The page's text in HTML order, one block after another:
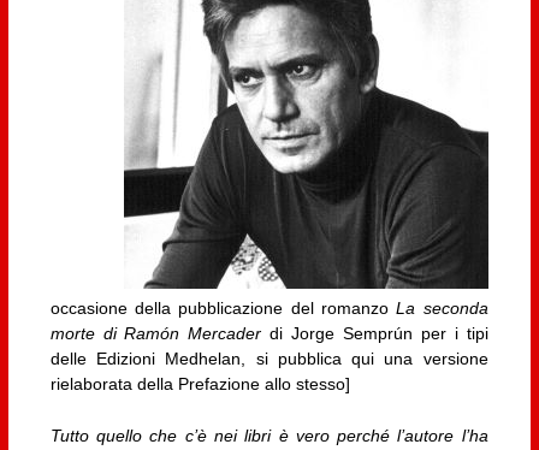
occasione della pubblicazione del romanzoLa seconda
morte di Ramón Mercader di Jorge Semprún per i tipi
delle Edizioni Medhelan, si pubblica qui una versione
rielaborata della Prefazione allo stesso]
Tutto quello che c’è nei libri è vero perché l’autore l’ha